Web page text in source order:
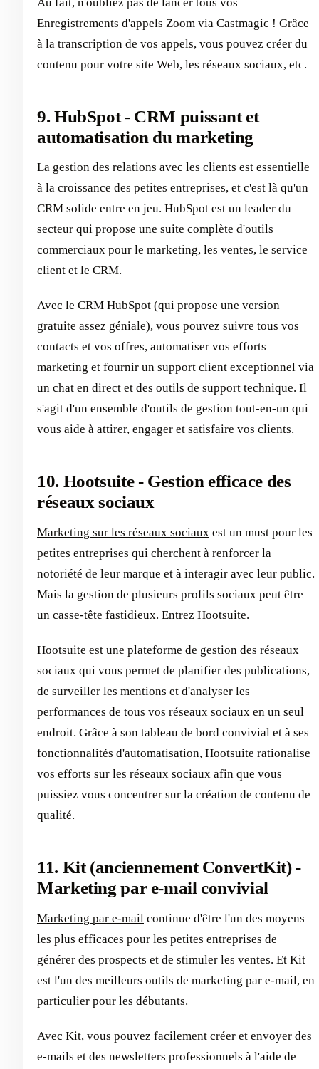
Enregistrements d'appels Zoom via Castmagic ! Grâce
à la transcription de vos appels, vous pouvez créer du
contenu pour votre site Web, les réseaux sociaux, etc.
9. HubSpot - CRM puissant et
automatisation du marketing
La gestion des relations avec les clients est essentielle
à la croissance des petites entreprises, et c'est là qu'un
CRM solide entre en jeu. HubSpot est un leader du
secteur qui propose une suite complète d'outils
commerciaux pour le marketing, les ventes, le service
client et le CRM.
Avec le CRM HubSpot (qui propose une version
gratuite assez géniale), vous pouvez suivre tous vos
contacts et vos offres, automatiser vos efforts
marketing et fournir un support client exceptionnel via
un chat en direct et des outils de support technique. Il
s'agit d'un ensemble d'outils de gestion tout-en-un qui
vous aide à attirer, engager et satisfaire vos clients.
10. Hootsuite - Gestion efficace des
réseaux sociaux
Marketing sur les réseaux sociaux est un must pour les
petites entreprises qui cherchent à renforcer la
notoriété de leur marque et à interagir avec leur public.
Mais la gestion de plusieurs profils sociaux peut être
un casse-tête fastidieux. Entrez Hootsuite.
Hootsuite est une plateforme de gestion des réseaux
sociaux qui vous permet de planifier des publications,
de surveiller les mentions et d'analyser les
performances de tous vos réseaux sociaux en un seul
endroit. Grâce à son tableau de bord convivial et à ses
fonctionnalités d'automatisation, Hootsuite rationalise
vos efforts sur les réseaux sociaux afin que vous
puissiez vous concentrer sur la création de contenu de
qualité.
11. Kit (anciennement ConvertKit) -
Marketing par e-mail convivial
Marketing par e-mail continue d'être l'un des moyens
les plus efficaces pour les petites entreprises de
générer des prospects et de stimuler les ventes. Et Kit
est l'un des meilleurs outils de marketing par e-mail, en
particulier pour les débutants.
Avec Kit, vous pouvez facilement créer et envoyer des
e-mails et des newsletters professionnels à l'aide de